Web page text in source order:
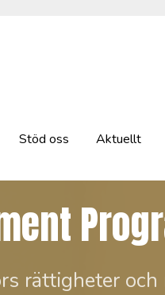
Stöd oss Aktuellt
rättigheter